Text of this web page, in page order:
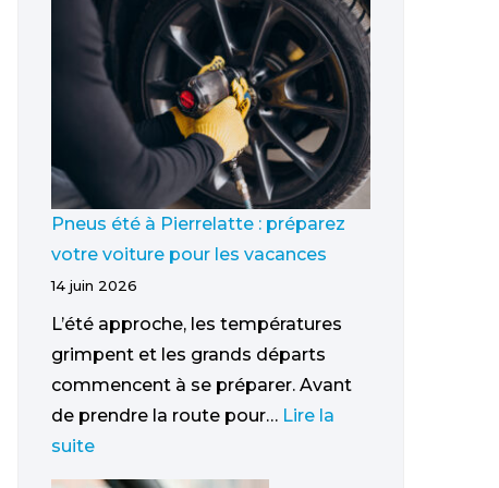
Pneus été à Pierrelatte : préparez
votre voiture pour les vacances
14 juin 2026
L’été approche, les températures
grimpent et les grands départs
commencent à se préparer. Avant
de prendre la route pour… Lire la
suite